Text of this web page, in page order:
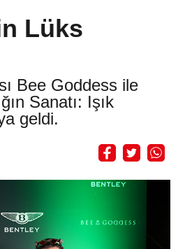
Lüks
Bee Goddess ile
Sanatı: Işık
geldi.